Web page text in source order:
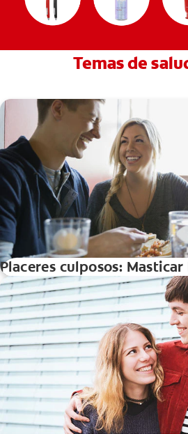
Temas de
Placeres culposos: